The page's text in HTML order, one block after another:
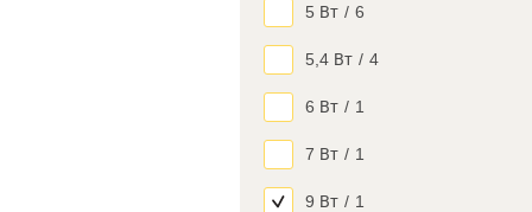
5 Вт / 6
5,4 Вт / 4
6 Вт / 1
7 Вт / 1
9 Вт / 1